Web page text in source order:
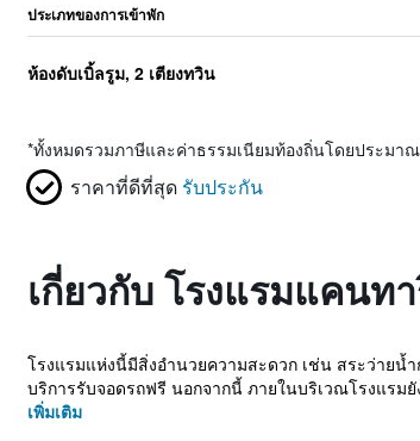
ประเภทของการเข้าพัก
ห้องดับเบิ้ลรูม, 2 เตียงทวิน
*ทั้งหมดรวมภาษีและค่าธรรมเนียมท้องถิ่นโดยประมาณ
ราคาที่ดีที่สุด รับประกัน
เกี่ยวกับ โรงแรมแคนท
โรงแรมแห่งนี้มีสิ่งอำนวยความสะดวก เช่น สระว่ายน้
บริการรับจอดรถฟรี นอกจากนี้ ภายในบริเวณโรงแรมยั
เพิ่มเติม